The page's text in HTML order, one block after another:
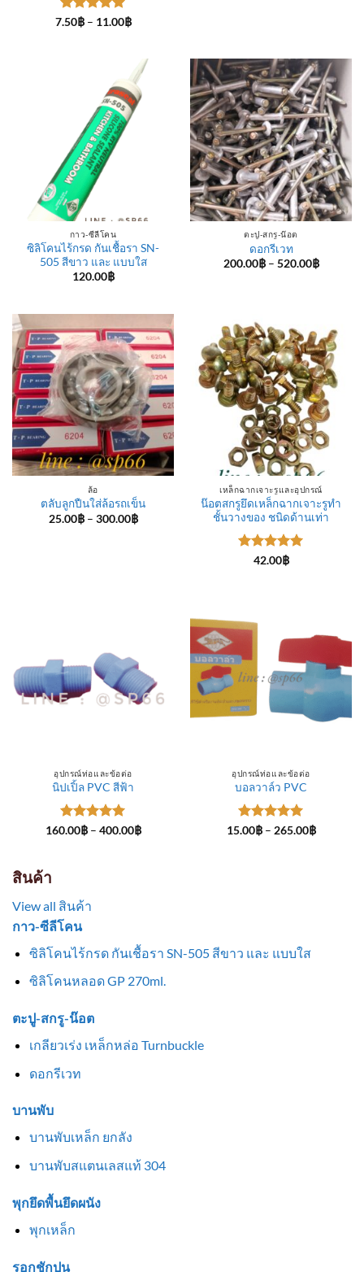
ให้คะแนน
7.50฿ – 11.00฿Price
11.00฿
กาว-ซีลีโคน
ซิลิโคนไร้กรด กันเชื้อรา SN-
505 สีขาว และ แบบใส
120.00฿
ตะปู-สกรู-น๊อต
ดอกรีเวท
200.00฿ – 520.00฿Price
ล้อ
ตลับลูกปืนใส่ล้อรถเข็น
25.00฿ – 300.00฿Price
เหล็กฉากเจาะรูและอุปกรณ์
น๊อตสกรูยึดเหล็กฉากเจาะรูทำ
ชั้นวางของ ชนิดด้านเท่า
ให้คะแนน
42.00฿
อุปกรณ์ท่อและข้อต่อ
นิปเปิ้ล PVC สีฟ้า
ให้คะแนน
160.00฿ – 400.00฿Price
อุปกรณ์ท่อและข้อต่อ
บอลวาล์ว PVC
ให้คะแนน
15.00฿ – 265.00฿Price
สินค้า
View all สินค้า
กาว-ซีลีโคน
ซิลิโคนไร้กรด กันเชื้อรา SN-505 สีขาว และ แบบใส
ซิลิโคนหลอด GP 270ml.
ตะปู-สกรู-น๊อต
เกลียวเร่ง เหล็กหล่อ Turnbuckle
ดอกรีเวท
บานพับ
บานพับเหล็ก ยกลัง
บานพับสแตนเลสแท้ 304
พุกยึดพื้นยึดผนัง
พุกเหล็ก
รอกชักปูน